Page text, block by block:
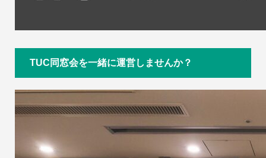
TUC同窓会を一緒に運営しませんか？